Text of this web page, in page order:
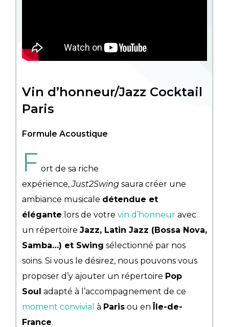
Vin d’honneur/Jazz Cocktail
Paris
Formule Acoustique
F ort de sa riche
expérience,Just2Swing saura créer une
ambiance musicale détendue et
élégante lors de votre vin d’honneur avec
un répertoire Jazz, Latin Jazz (Bossa Nova,
Samba…) et Swing sélectionné par nos
soins. Si vous le désirez, nous pouvons vous
proposer d’y ajouter un répertoire Pop
Soul adapté à l’accompagnement de ce
moment convivial à Paris ou enÎle-de-
France.